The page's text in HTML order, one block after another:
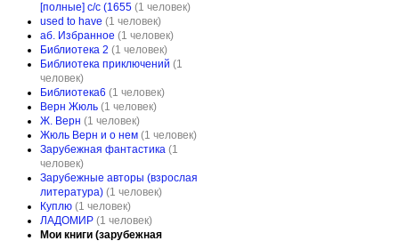
[полные] с/с (1655 (1 человек)
used to have (1 человек)
аб. Избранное (1 человек)
Библиотека 2 (1 человек)
Библиотека приключений (1
человек)
Библиотека6 (1 человек)
Верн Жюль (1 человек)
Ж. Верн (1 человек)
Жюль Верн и о нем (1 человек)
Зарубежная фантастика (1
человек)
Зарубежные авторы (взрослая
литература) (1 человек)
Куплю (1 человек)
ЛАДОМИР (1 человек)
Мои книги (зарубежная